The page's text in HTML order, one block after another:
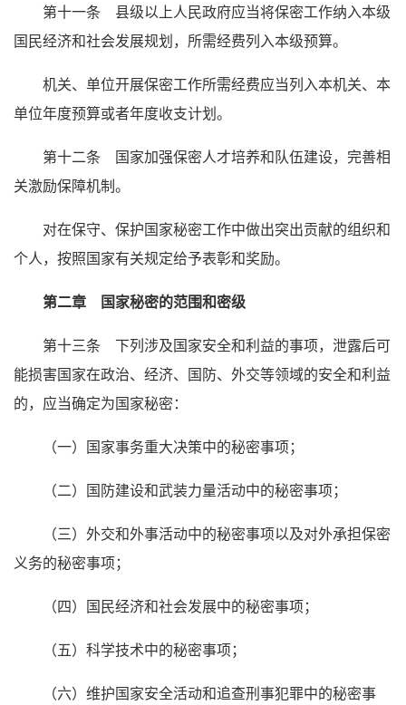
第十一条 县级以上人民政府应当将保密工作纳入本级
国民经济和社会发展规划，所需经费列入本级预算。
机关、单位开展保密工作所需经费应当列入本机关、本
单位年度预算或者年度收支计划。
第十二条 国家加强保密人才培养和队伍建设，完善相
关激励保障机制。
对在保守、保护国家秘密工作中做出突出贡献的组织和
个人，按照国家有关规定给予表彰和奖励。
第二章 国家秘密的范围和密级
第十三条 下列涉及国家安全和利益的事项，泄露后可
能损害国家在政治、经济、国防、外交等领域的安全和利益
的，应当确定为国家秘密：
（一）国家事务重大决策中的秘密事项；
（二）国防建设和武装力量活动中的秘密事项；
（三）外交和外事活动中的秘密事项以及对外承担保密
义务的秘密事项；
（四）国民经济和社会发展中的秘密事项；
（五）科学技术中的秘密事项；
（六）维护国家安全活动和追查刑事犯罪中的秘密事